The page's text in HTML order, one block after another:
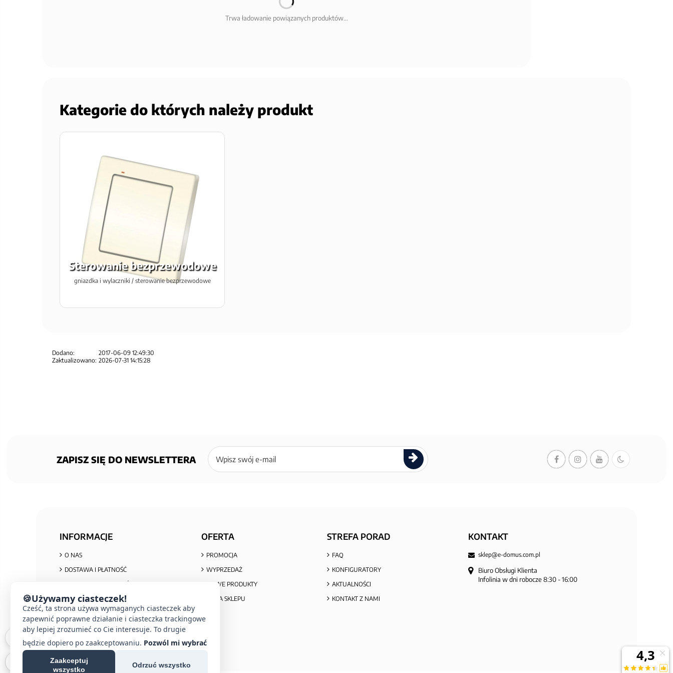
Trwa ładowanie powiązanych produktów...
Kategorie do których należy produkt
Sterowanie bezprzewodowe
gniazdka i wylaczniki / sterowanie bezprzewodowe
Dodano:
2017-06-09 12:49:30
Zaktualizowano: 2026-07-31 14:15:28
ZAPISZ SIĘ DO NEWSLETTERA
Zapisz
się
newslettera
INFORMACJE
O NAS
DOSTAWA I PŁATNOŚĆ
REGULAMIN ZAKUPÓW
REKLAMACJE I ZWROTY
INFORMACJA O ZUŻYTYM SPRZĘCIE
OFERTA
PROMOCJA
WYPRZEDAŻ
NOWE PRODUKTY
MAPA SKLEPU
STREFA PORAD
FAQ
KONFIGURATORY
AKTUALNOŚCI
KONTAKT Z NAMI
KONTAKT
sklep@e-domus.com.pl
Biuro Obsługi Klienta
Infolinia w dni robocze 8:30 - 16:00
🍪Używamy ciasteczek!
Cześć, ta strona używa wymaganych ciasteczek aby
zapewnić poprawne działanie i ciasteczka trackingowe
aby lepiej zrozumieć co Cie interesuje. To drugie
będzie dopiero po zaakceptowaniu. Pozwól mi wybrać
Zaakceptuj
wszystko
Odrzuć wszystko